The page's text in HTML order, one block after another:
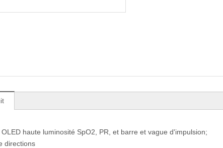
haute luminosité SpO2, PR, et barre et vague d'impulsion;
directions